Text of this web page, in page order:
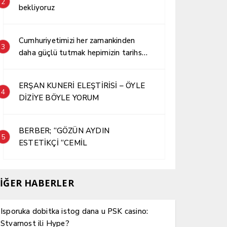
bekliyoruz
3
Cumhuriyetimizi her zamankinden
daha güçlü tutmak hepimizin tarihsel
4
ERŞAN KUNERİ ELEŞTİRİSİ – ÖYLE
DİZİYE BÖYLE YORUM
5
BERBER; “GÖZÜN AYDIN
ESTETİKÇİ “CEMİL
HABERLER
Isporuka dobitka istog dana u PSK casino:
Stvarnost ili Hype?